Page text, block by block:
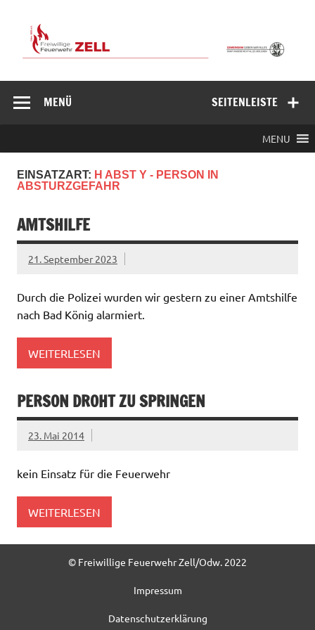
springen
Freiwillige
Feuerwehr
Zell/Odw.
SEITENLEISTE
MENÜ
MENU
EINSATZART: H ABST Y - PERSON IN
ABSTURZGEFAHR
AMTSHILFE
21. September 2023
Durch die Polizei wurden wir gestern zu einer Amtshilfe
nach Bad König alarmiert.
WEITERLESEN
PERSON DROHT ZU SPRINGEN
23. Mai 2014
kein Einsatz für die Feuerwehr
WEITERLESEN
© Freiwillige Feuerwehr Zell/Odw. 2022
Impressum
Datenschutzerklärung